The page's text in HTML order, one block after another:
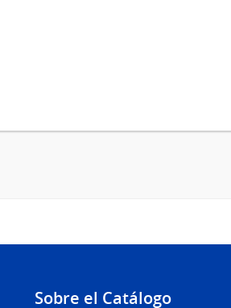
Sobre el Catálogo